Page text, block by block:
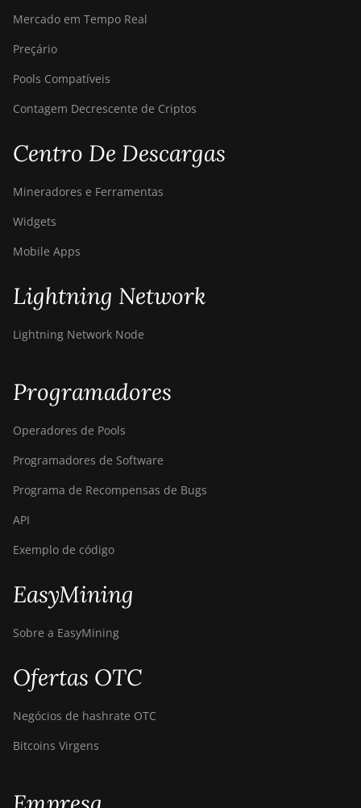
Mercado em Tempo Real
Preçário
Pools Compatíveis
Contagem Decrescente de Criptos
Centro De Descargas
Mineradores e Ferramentas
Widgets
Mobile Apps
Lightning Network
Lightning Network Node
Programadores
Operadores de Pools
Programadores de Software
Programa de Recompensas de Bugs
API
Exemplo de código
EasyMining
Sobre a EasyMining
Ofertas OTC
Negócios de hashrate OTC
Bitcoins Virgens